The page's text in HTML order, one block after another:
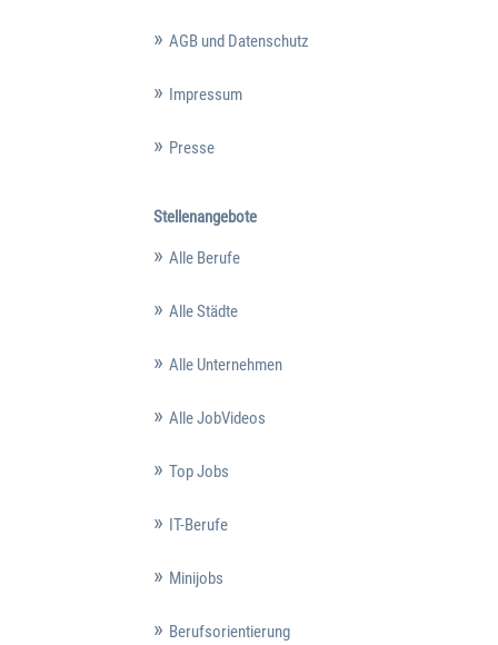
AGB und Datenschutz
Impressum
Presse
Stellenangebote
Alle Berufe
Alle Städte
Alle Unternehmen
Alle JobVideos
Top Jobs
IT-Berufe
Minijobs
Berufsorientierung